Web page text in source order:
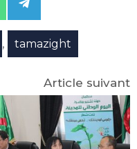
Share
on
Telegram
, tamazight
Article suivant